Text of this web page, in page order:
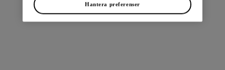
Hantera preferenser